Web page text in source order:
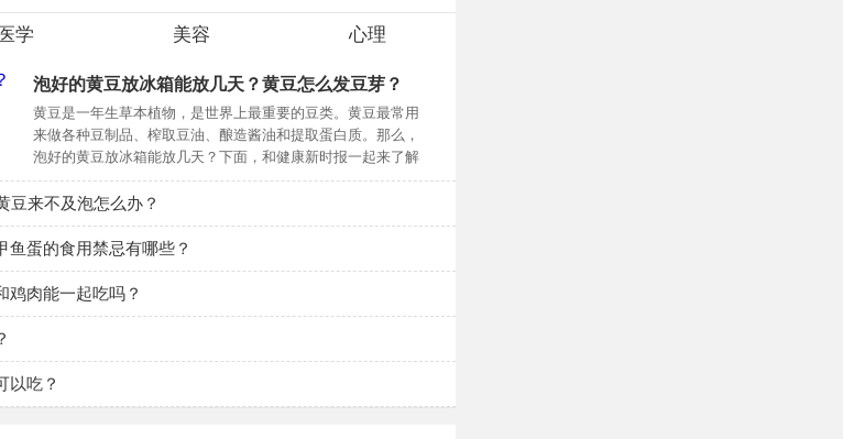
医学 美容 心理
泡好的黄豆放冰箱能放几天？黄豆怎么发豆芽？
黄豆是一年生草本植物，是世界上最重要的豆类。黄豆最常用
来做各种豆制品、榨取豆油、酿造酱油和提取蛋白质。那么，
泡好的黄豆放冰箱能放几天？下面，和健康新时报一起来了解
一下吧
豆来不及泡怎么办？
鱼蛋的食用禁忌有哪些？
鸡肉能一起吃吗？
以吃？